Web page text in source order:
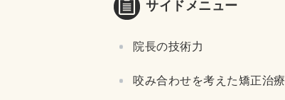
サイドメニュー
院長の技術力
咬み合わせを考えた矯正治療